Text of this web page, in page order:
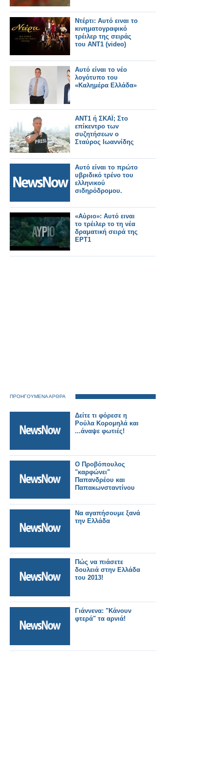
Ντέρτι: Αυτό ειναι το
κινηματογραφικό
τρέιλερ της σειράς
του ΑΝΤ1 (video)
Αυτό είναι το νέο
λογότυπο του
«Καλημέρα Ελλάδα»
ΑΝΤ1 ή ΣΚΑΪ; Στο
επίκεντρο των
συζητήσεων ο
Σταύρος Ιωαννίδης
Αυτό είναι το πρώτο
υβριδικό τρένο του
ελληνικού
σιδηρόδρομου.
«Αύριο»: Αυτό ειναι
το τρέιλερ το τη νέα
δραματική σειρά της
ΕΡΤ1
ΠΡΟΗΓΟΥΜΕΝΑ ΑΡΘΡΑ
Δείτε τι φόρεσε η
Ρούλα Κορομηλά και
...άναψε φωτιές!
Ο Προβόπουλος
"καρφώνει"
Παπανδρέου και
Παπακωνσταντίνου
Να αγαπήσουμε ξανά
την Ελλάδα
Πώς να πιάσετε
δουλειά στην Ελλάδα
του 2013!
Γιάννενα: "Κάνουν
φτερά" τα αρνιά!